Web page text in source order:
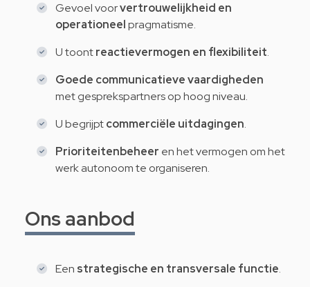
Gevoel voorvertrouwelijkheid en
operationeelpragmatisme.
U toontreactievermogen en flexibiliteit.
Goede communicatieve vaardigheden
met gesprekspartners op hoog niveau.
U begrijptcommerciële uitdagingen.
Prioriteitenbeheer en het vermogen om het
werk autonoom te organiseren.
Ons aanbod
Een strategische en transversale functie.